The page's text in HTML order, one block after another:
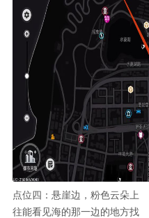
点位四：悬崖边，粉色云朵上
往能看见海的那一边的地方找